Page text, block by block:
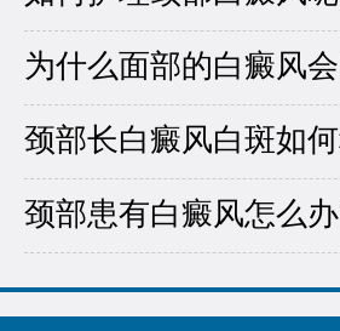
颈部长白癜风白斑如
颈部患有白癜风怎么